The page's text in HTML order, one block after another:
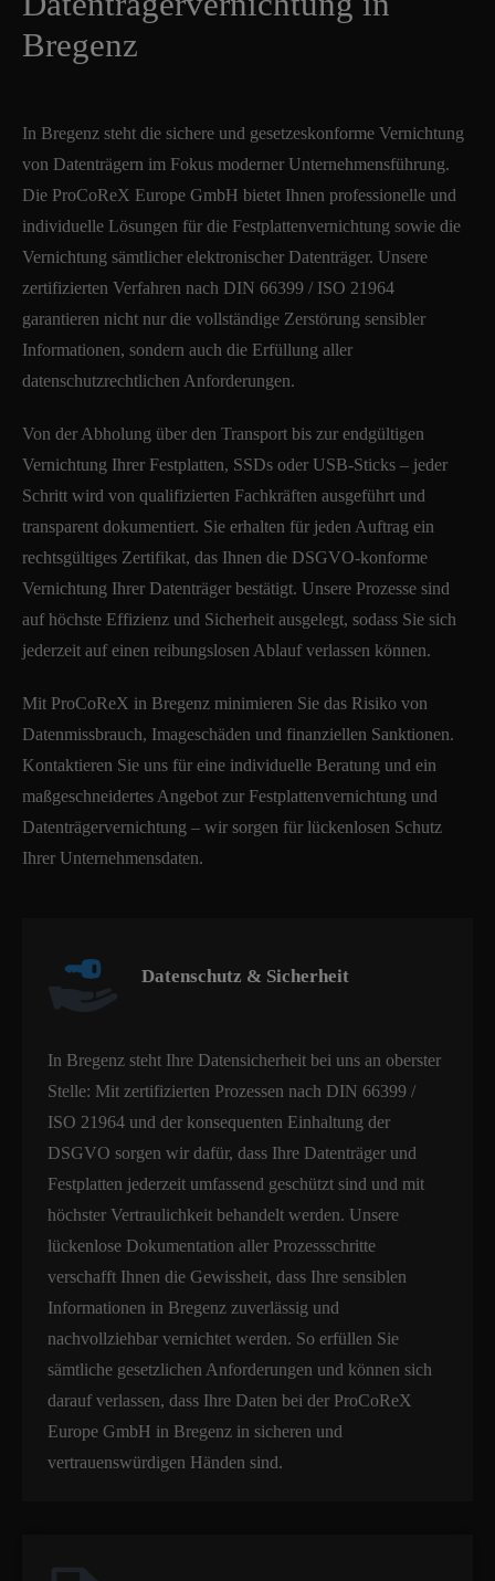
Bregenz
In Bregenz steht die sichere und gesetzeskonforme Vernichtung
von Datenträgern im Fokus moderner Unternehmensführung.
Die ProCoReX Europe GmbH bietet Ihnen professionelle und
individuelle Lösungen für die Festplattenvernichtung sowie die
Vernichtung sämtlicher elektronischer Datenträger. Unsere
zertifizierten Verfahren nach DIN 66399 / ISO 21964
garantieren nicht nur die vollständige Zerstörung sensibler
Informationen, sondern auch die Erfüllung aller
datenschutzrechtlichen Anforderungen.
Von der Abholung über den Transport bis zur endgültigen
Vernichtung Ihrer Festplatten, SSDs oder USB-Sticks – jeder
Schritt wird von qualifizierten Fachkräften ausgeführt und
transparent dokumentiert. Sie erhalten für jeden Auftrag ein
rechtsgültiges Zertifikat, das Ihnen die DSGVO-konforme
Vernichtung Ihrer Datenträger bestätigt. Unsere Prozesse sind
auf höchste Effizienz und Sicherheit ausgelegt, sodass Sie sich
jederzeit auf einen reibungslosen Ablauf verlassen können.
Mit ProCoReX in Bregenz minimieren Sie das Risiko von
Datenmissbrauch, Imageschäden und finanziellen Sanktionen.
Kontaktieren Sie uns für eine individuelle Beratung und ein
maßgeschneidertes Angebot zur Festplattenvernichtung und
Datenträgervernichtung – wir sorgen für lückenlosen Schutz
Ihrer Unternehmensdaten.
Datenschutz & Sicherheit
In Bregenz steht Ihre Datensicherheit bei uns an oberster
Stelle: Mit zertifizierten Prozessen nach DIN 66399 /
ISO 21964 und der konsequenten Einhaltung der
DSGVO sorgen wir dafür, dass Ihre Datenträger und
Festplatten jederzeit umfassend geschützt sind und mit
höchster Vertraulichkeit behandelt werden. Unsere
lückenlose Dokumentation aller Prozessschritte
verschafft Ihnen die Gewissheit, dass Ihre sensiblen
Informationen in Bregenz zuverlässig und
nachvollziehbar vernichtet werden. So erfüllen Sie
sämtliche gesetzlichen Anforderungen und können sich
darauf verlassen, dass Ihre Daten bei der ProCoReX
Europe GmbH in Bregenz in sicheren und
vertrauenswürdigen Händen sind.